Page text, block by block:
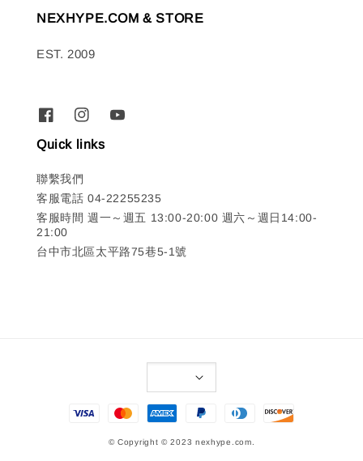
NEXHYPE.COM & STORE
EST. 2009
Quick links
聯繫我們
客服電話 04-22255235
客服時間 週一～週五 13:00-20:00 週六～週日14:00-
21:00
台中市北區太平路75巷5-1號
© Copyright © 2023 nexhype.com.